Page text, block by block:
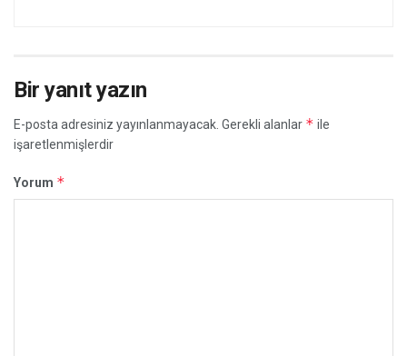
Bir yanıt yazın
E-posta adresiniz yayınlanmayacak. Gerekli alanlar * ile
işaretlenmişlerdir
Yorum *